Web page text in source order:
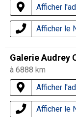
Afficher
Afficher le
Galerie Audrey
à 6888 km
Afficher
Afficher le